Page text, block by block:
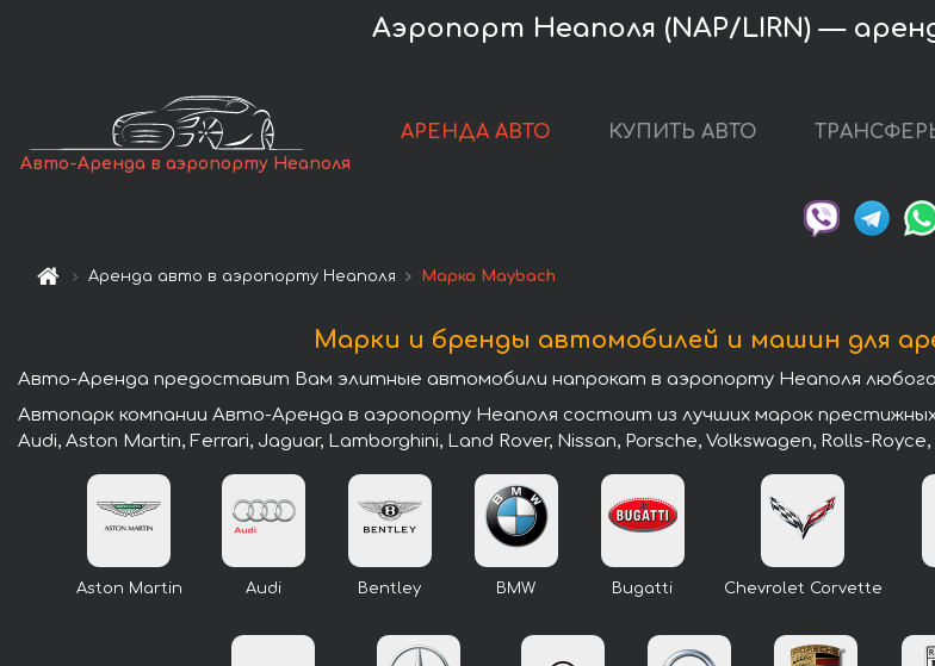
Аэропорт Неаполя (NAP/LIRN) —
Авто-Аренда в аэропорту Неаполя
АРЕНДА АВТО КУПИТЬ АВТО
Аренда авто в аэропорту Неаполя Марка Maybach
Марки и бренды автомобилей и машин для
Авто-Аренда предоставит Вам элитные автомобили напрокат в аэропорту Неаполя любого
Автопарк компании Авто-Аренда в аэропорту Неаполя состоит из лучших марок
Audi, Aston Martin, Ferrari, Jaguar, Lamborghini, Land Rover, Nissan, Porsche, Volkswagen, Rolls-Royce,
Aston Martin Audi Bentley BMW Bugatti Chevrolet Corvette